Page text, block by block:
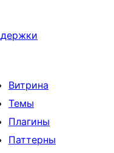
Витрина
Темы
Плагины
Паттерны